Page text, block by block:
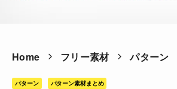
Home フリー素材 パターン
パターン パターン素材まとめ